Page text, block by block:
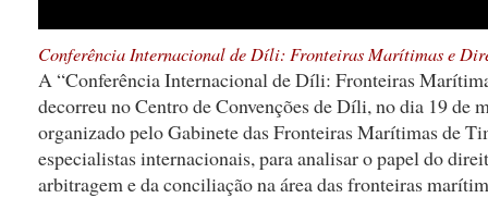
Conferência Internacional de Díli: Fronteiras Marítimas e
A “Conferência Internacional de Díli: Fronteiras
decorreu no Centro de Convenções de Díli, no dia 19 de
organizado pelo Gabinete das Fronteiras Marítimas de
especialistas internacionais, para analisar o papel do
arbitragem e da conciliação na área das fronteiras